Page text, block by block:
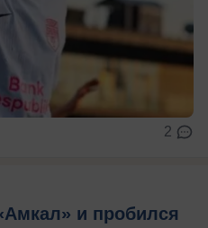
2
и пробился